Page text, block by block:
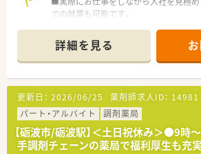
での就業も可能です。
詳細を見る
更新日： 2026/06/25 薬剤師求人ID： 14981
パート・アルバイト
調剤薬局
【砺波市/砺波駅】＜土日祝休み＞●9時
手調剤チェーンの薬局で福利厚生も充